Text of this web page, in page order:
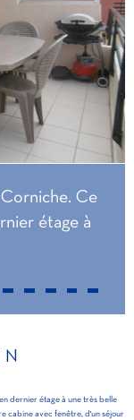
Ce
étage à
dernier étage à une très belle
cabine avec fenêtre, d'un séjour